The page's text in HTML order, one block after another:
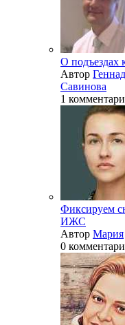
О подъездах
Автор
Савинова
1
Фиксируем
ИЖС
Автор Мария
0